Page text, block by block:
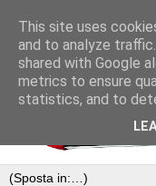
This site uses
and to analyze
shared with Google
metrics to ensure
statistics, and to